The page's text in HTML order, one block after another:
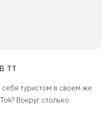
тт
себя туристом в своем же
Вокруг столько